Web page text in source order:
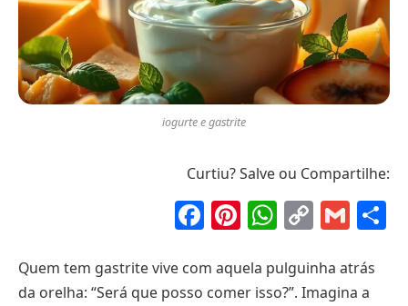
iogurte e gastrite
Curtiu? Salve ou Compartilhe:
Facebook
Pinterest
Copy
Quem tem gastrite vive com aquela pulguinha atrás
da orelha: “Será que posso comer isso?”. Imagina a